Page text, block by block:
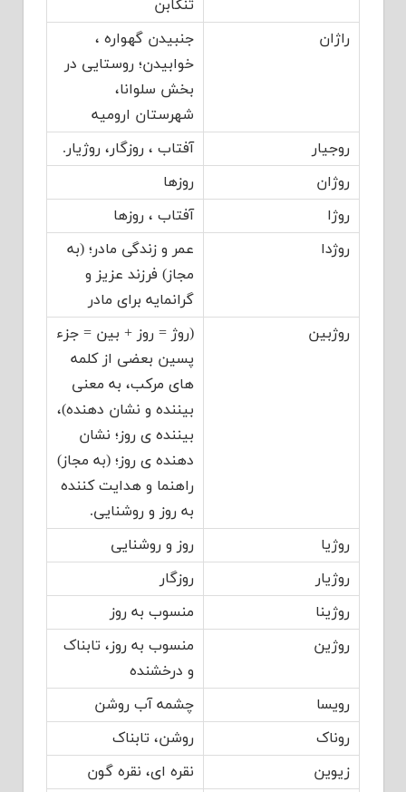
تنکابن
راژان
جنبیدن گهواره ،
خوابیدن؛ روستایی در
بخش سلوانا،
شهرستان ارومیه
روجیار
آفتاب ، روزگار، روژیار.
روژان
روزها
روژا
آفتاب ، روزها
روژدا
عمر و زندگی مادر؛ (به
مجاز) فرزند عزیز و
گرانمایه برای مادر
روژبین
(روژ = روز + بین = جزء
پسین بعضی از کلمه
های مرکب، به معنی
بیننده و نشان دهنده)،
بیننده ی روز؛ نشان
دهنده ی روز؛ (به مجاز)
راهنما و هدایت کننده
به روز و روشنایی.
روژیا
روز و روشنایی
روژیار
روزگار
روژینا
منسوب به روز
روژین
منسوب به روز، تابناک
و درخشنده
رویسا
چشمه آب روشن
روناک
روشن، تابناک
زیوین
نقره ای، نقره گون